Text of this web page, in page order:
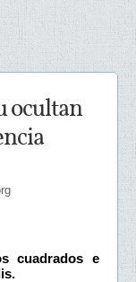
ocultan
cuadrados e